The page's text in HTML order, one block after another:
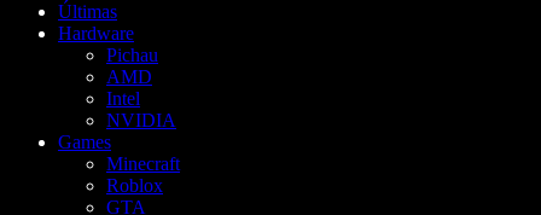
Últimas
Hardware
Pichau
AMD
Intel
NVIDIA
Games
Minecraft
Roblox
GTA